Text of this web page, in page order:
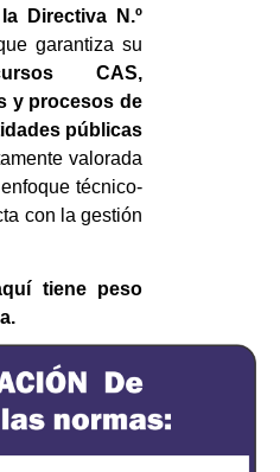
Directiva N.º
garantiza su
CAS,
y procesos de
públicas
valorada
técnico-
con la gestión
tiene peso